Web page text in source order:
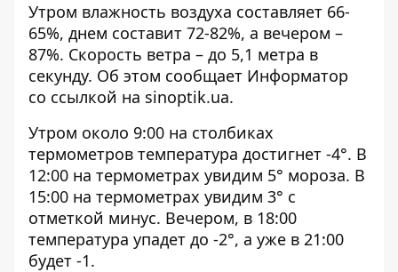
Утром влажность воздуха составляет 66-
65%, днем ​​составит 72-82%, а вечером –
87%. Скорость ветра – до 5,1 метра в
секунду. Об этом сообщает Информатор
со ссылкой на sinoptik.ua.
Утром около 9:00 на столбиках
термометров температура достигнет -4°. В
12:00 на термометрах увидим 5° мороза. В
15:00 на термометрах увидим 3° с
отметкой минус. Вечером, в 18:00
температура упадет до -2°, а уже в 21:00
будет -1.